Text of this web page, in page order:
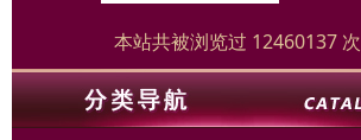
本站共被浏览过 12460137 次